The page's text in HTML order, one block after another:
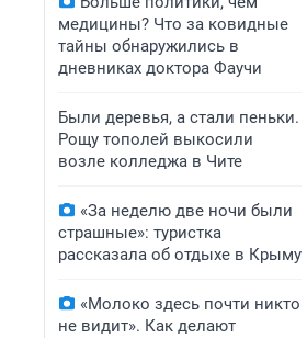
медицины? Что за ковидные
тайны обнаружились в
дневниках доктора Фаучи
Были деревья, а стали пеньки.
Рощу тополей выкосили
возле колледжа в Чите
«За неделю две ночи были
страшные»: туристка
рассказала об отдыхе в Крыму
«Молоко здесь почти никто
не видит». Как делают